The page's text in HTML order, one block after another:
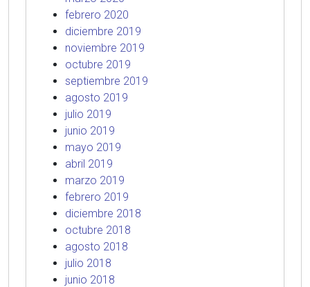
febrero 2020
diciembre 2019
noviembre 2019
octubre 2019
septiembre 2019
agosto 2019
julio 2019
junio 2019
mayo 2019
abril 2019
marzo 2019
febrero 2019
diciembre 2018
octubre 2018
agosto 2018
julio 2018
junio 2018